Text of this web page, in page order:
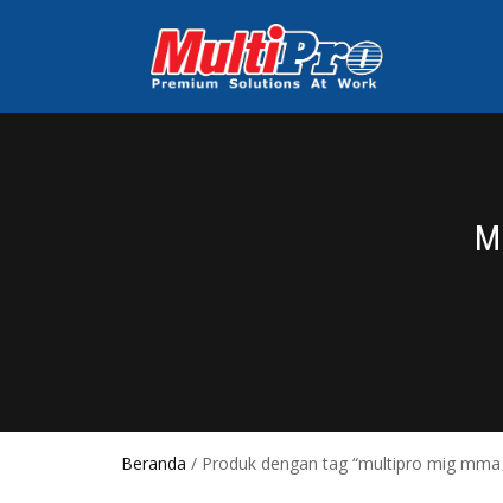
Beranda / Produk dengan tag “multipro mig